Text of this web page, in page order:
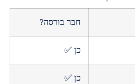
חבר בורסה?